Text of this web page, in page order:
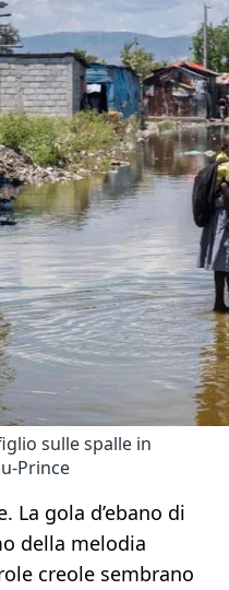
sulle spalle in
Prince
La gola d’ebano di
della melodia
creole sembrano